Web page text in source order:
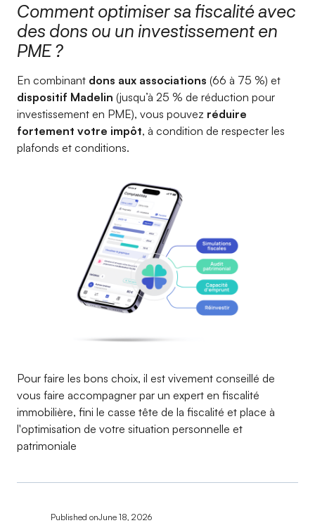
Comment optimiser sa fiscalité avec
des dons ou un investissement en
PME ?
En combinant dons aux associations (66 à 75 %) et
dispositif Madelin (jusqu’à 25 % de réduction pour
investissement en PME), vous pouvez réduire
fortement votre impôt, à condition de respecter les
plafonds et conditions.
Pour faire les bons choix, il est vivement conseillé de
vous faire accompagner par un expert en fiscalité
immobilière, fini le casse tête de la fiscalité et place à
l'optimisation de votre situation personnelle et
patrimoniale
Published onJune 18, 2026